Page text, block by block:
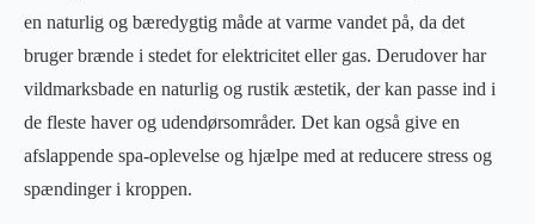
en naturlig og bæredygtig måde at varme vandet på, da det
bruger brænde i stedet for elektricitet eller gas. Derudover har
vildmarksbade en naturlig og rustik æstetik, der kan passe ind i
de fleste haver og udendørsområder. Det kan også give en
afslappende spa-oplevelse og hjælpe med at reducere stress og
spændinger i kroppen.